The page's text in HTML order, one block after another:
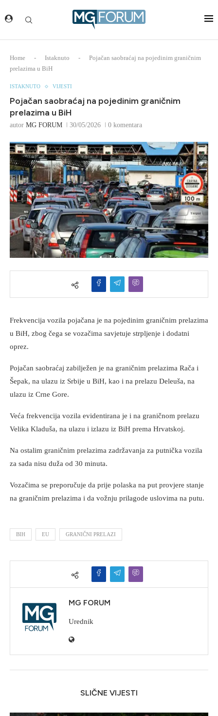
Home - Istaknuto -
Pojačan saobraćaj na pojedinim graničnim
prelazima u BiH
ISTAKNUTO VIJESTI
Pojačan saobraćaj na pojedinim graničnim
prelazima u BiH
autor MG FORUM 30/05/2026 0 komentara
Frekvencija vozila pojačana je na pojedinim graničnim prelazima
u BiH, zbog čega se vozačima savjetuje strpljenje i dodatni
oprez.
Pojačan saobraćaj zabilježen je na graničnim prelazima Rača i
Šepak, na ulazu iz Srbije u BiH, kao i na prelazu Deleuša, na
ulazu iz Crne Gore.
Veća frekvencija vozila evidentirana je i na graničnom prelazu
Velika Kladuša, na ulazu i izlazu iz BiH prema Hrvatskoj.
Na ostalim graničnim prelazima zadržavanja za putnička vozila
za sada nisu duža od 30 minuta.
Vozačima se preporučuje da prije polaska na put provjere stanje
na graničnim prelazima i da vožnju prilagode uslovima na putu.
BIH EU GRANIČNI PRELAZI
MG FORUM
Urednik
SLIČNE VIJESTI